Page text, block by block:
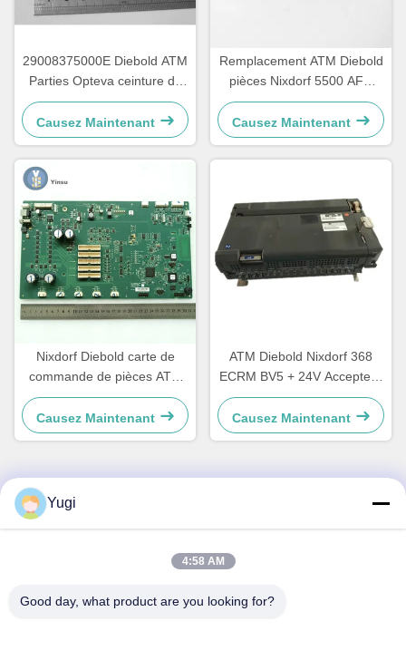
29008375000E Diebold ATM
Parties Opteva ceinture de
freinage ceinture de
transport 67T
Causez Maintenant
Remplacement ATM Diebold
pièces Nixdorf 5500 AFD
445T ceinture de transport
2900837500AH
Causez Maintenant
Nixdorf Diebold carte de
commande de pièces ATM
carte mère CCA Discovery
49242480000B
Causez Maintenant
ATM Diebold Nixdorf 368
ECRM BV5 + 24V Accepteur
de factures Validateur pièces
49238415000A
Causez Maintenant
Contact rapide
Xingye Est, parc industriel communautaire Shunjiang, ville
Yugi
4:58 AM
Good day, what product are you looking for?